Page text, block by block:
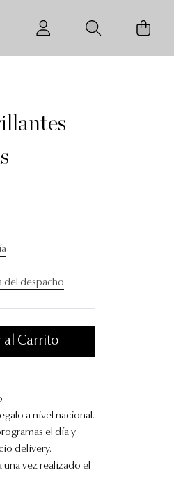
del despacho
al Carrito
a nivel nacional.
el día y
delivery.
una vez realizado el